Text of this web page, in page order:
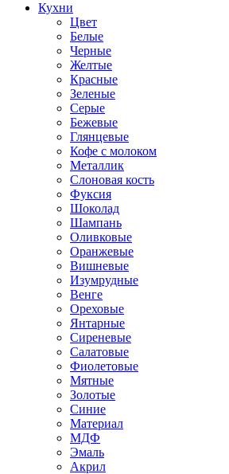
Кухни
Цвет
Белые
Черные
Желтые
Красные
Зеленые
Серые
Бежевые
Глянцевые
Кофе с молоком
Металлик
Слоновая кость
Фуксия
Шоколад
Шампань
Оливковые
Оранжевые
Вишневые
Изумрудные
Венге
Ореховые
Янтарные
Сиреневые
Салатовые
Фиолетовые
Мятные
Золотые
Синие
Материал
МДФ
Эмаль
Акрил